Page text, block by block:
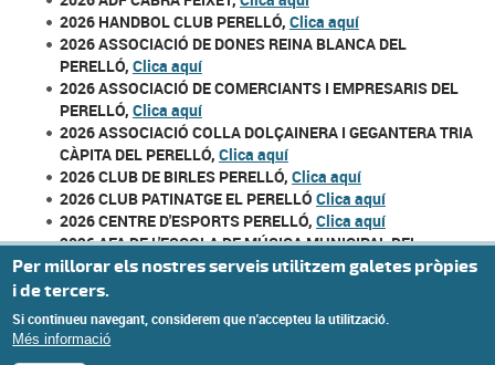
2026 HANDBOL CLUB PERELLÓ, Clica aquí
2026 ASSOCIACIÓ DE DONES REINA BLANCA DEL
PERELLÓ, Clica aquí
2026 ASSOCIACIÓ DE COMERCIANTS I EMPRESARIS DEL
PERELLÓ​, Clica aquí
2026 ASSOCIACIÓ COLLA DOLÇAINERA I GEGANTERA TRIA
CÀPITA DEL PERELLÓ, Clica aquí
2026 CLUB DE BIRLES PERELLÓ, Clica aquí
2026 CLUB PATINATGE EL PERELLÓ Clica aquí
2026 CENTRE D'ESPORTS PERELLÓ, Clica aquí
2026 AFA DE L'ESCOLA DE MÚSICA MUNICIPAL DEL
PERELLÓ,Clica aquí
2026 ASSOCIACIÓ CULTURAL CORAL SANTA LLÚCIA,
Per millorar els nostres serveis utilitzem galetes pròpies
i de tercers.
Si continueu navegant, considerem que n'accepteu la utilització.
Més informació